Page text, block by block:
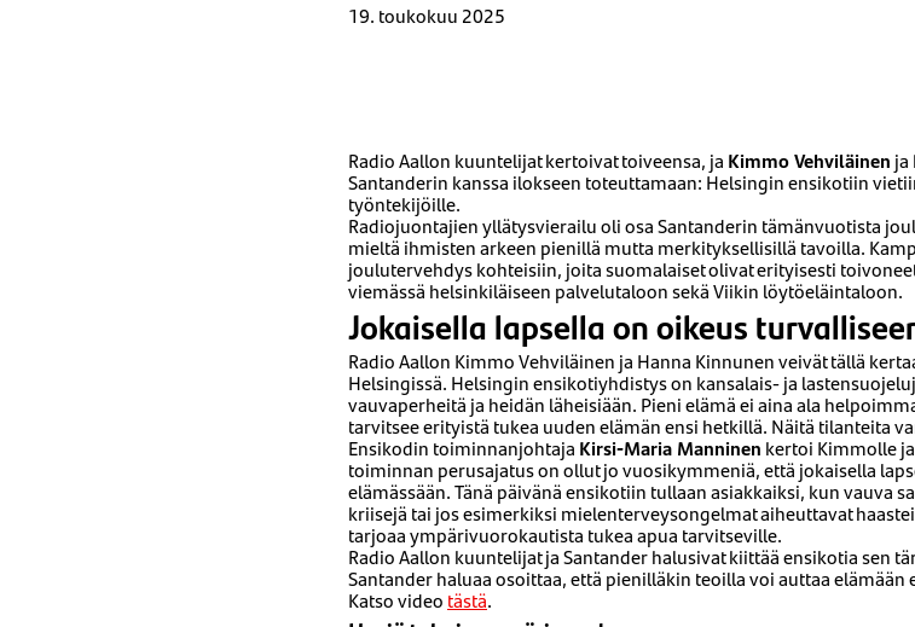
19. toukokuu 2025
Radio Aallon kuuntelijat kertoivat toiveensa, ja Kimmo Vehviläinen ja
Santanderin kanssa ilokseen toteuttamaan: Helsingin ensikotiin
työntekijöille.
Radiojuontajien yllätysvierailu oli osa Santanderin tämänvuotista
mieltä ihmisten arkeen pienillä mutta merkityksellisillä tavoilla.
joulutervehdys kohteisiin, joita suomalaiset olivat erityisesti
viemässä helsinkiläiseen palvelutaloon sekä Viikin löytöeläintaloon.
Jokaisella lapsella on oikeus
Radio Aallon Kimmo Vehviläinen ja Hanna Kinnunen veivät tällä
Helsingissä. Helsingin ensikotiyhdistys on kansalais- ja
vauvaperheitä ja heidän läheisiään. Pieni elämä ei aina ala
tarvitsee erityistä tukea uuden elämän ensi hetkillä. Näitä tilanteita
Ensikodin toiminnanjohtaja Kirsi-Maria Manninen kertoi Kimmolle
toiminnan perusajatus on ollut jo vuosikymmeniä, että jokaisella
elämässään. Tänä päivänä ensikotiin tullaan asiakkaiksi, kun vauva
kriisejä tai jos esimerkiksi mielenterveysongelmat aiheuttavat
tarjoaa ympärivuorokautista tukea apua tarvitseville.
Radio Aallon kuuntelijat ja Santander halusivat kiittää ensikotia sen
Santander haluaa osoittaa, että pienilläkin teoilla voi auttaa elämään
Katso video tästä.